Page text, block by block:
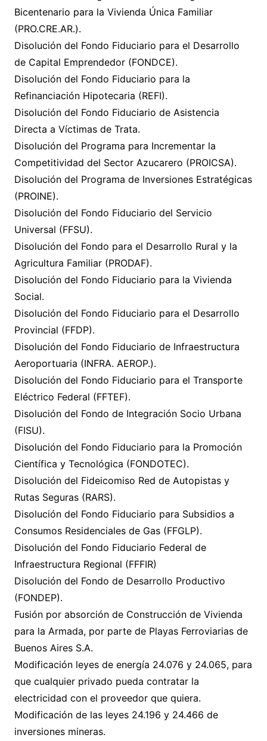
Bicentenario para la Vivienda Única Familiar
(PRO.CRE.AR.).
Disolución del Fondo Fiduciario para el Desarrollo
de Capital Emprendedor (FONDCE).
Disolución del Fondo Fiduciario para la
Refinanciación Hipotecaria (REFI).
Disolución del Fondo Fiduciario de Asistencia
Directa a Víctimas de Trata.
Disolución del Programa para Incrementar la
Competitividad del Sector Azucarero (PROICSA).
Disolución del Programa de Inversiones Estratégicas
(PROINE).
Disolución del Fondo Fiduciario del Servicio
Universal (FFSU).
Disolución del Fondo para el Desarrollo Rural y la
Agricultura Familiar (PRODAF).
Disolución del Fondo Fiduciario para la Vivienda
Social.
Disolución del Fondo Fiduciario para el Desarrollo
Provincial (FFDP).
Disolución del Fondo Fiduciario de Infraestructura
Aeroportuaria (INFRA. AEROP.).
Disolución del Fondo Fiduciario para el Transporte
Eléctrico Federal (FFTEF).
Disolución del Fondo de Integración Socio Urbana
(FISU).
Disolución del Fondo Fiduciario para la Promoción
Científica y Tecnológica (FONDOTEC).
Disolución del Fideicomiso Red de Autopistas y
Rutas Seguras (RARS).
Disolución del Fondo Fiduciario para Subsidios a
Consumos Residenciales de Gas (FFGLP).
Disolución del Fondo Fiduciario Federal de
Infraestructura Regional (FFFIR)
Disolución del Fondo de Desarrollo Productivo
(FONDEP).
Fusión por absorción de Construcción de Vivienda
para la Armada, por parte de Playas Ferroviarias de
Buenos Aires S.A.
Modificación leyes de energía 24.076 y 24.065, para
que cualquier privado pueda contratar la
electricidad con el proveedor que quiera.
Modificación de las leyes 24.196 y 24.466 de
inversiones mineras.